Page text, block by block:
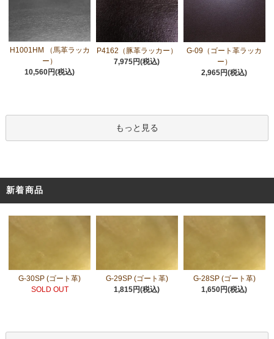
H1001HM （馬革ラッカ
ー）
10,560円(税込)
P4162（豚革ラッカー）
7,975円(税込)
G-09（ゴート革ラッカ
ー）
2,965円(税込)
もっと見る
新着商品
G-30SP (ゴート革)
SOLD OUT
G-29SP (ゴート革)
1,815円(税込)
G-28SP (ゴート革)
1,650円(税込)